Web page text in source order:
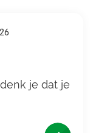
je dat je